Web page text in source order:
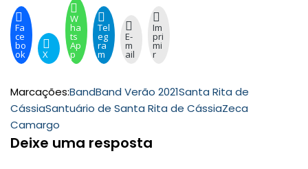
Fa
ce
bo
ok X
W
ha
ts
Ap
p
Tel
eg
ra
m
E-
m
ail
Im
pri
mi
r
Marcações:BandBand Verão 2021Santa Rita de
CássiaSantuário de Santa Rita de CássiaZeca
Camargo
Deixe uma resposta